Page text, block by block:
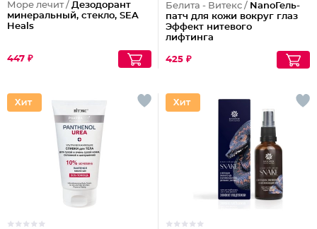
Море лечит / Дезодорант
минеральный, стекло, SEA
Heals
447 ₽
Белита - Витекс / NanoГель-
патч для кожи вокруг глаз
Эффект нитевого
лифтинга
425 ₽